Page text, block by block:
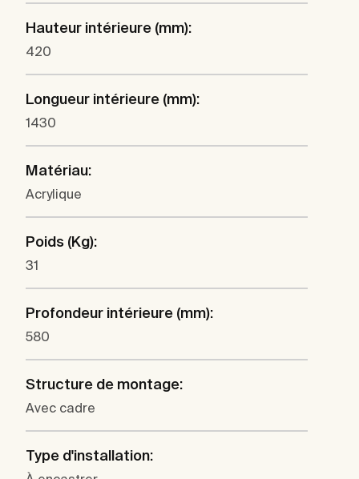
Hauteur intérieure (mm):
420
Longueur intérieure (mm):
1430
Matériau:
Acrylique
Poids (Kg):
31
Profondeur intérieure (mm):
580
Structure de montage:
Avec cadre
Type d'installation: